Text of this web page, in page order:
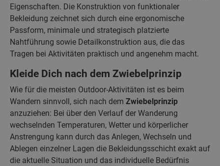
Eigenschaften. Die Konstruktion von funktionaler
Bekleidung zeichnet sich durch eine ergonomische
Passform, minimale und strategisch platzierte
Nahtführung sowie Detailkonstruktion aus, die das
Tragen bei Aktivitäten praktisch und angenehm macht.
Kleide Dich nach dem Zwiebelprinzip
Wie für die meisten Outdoor-Aktivitäten ist es beim
Wandern sinnvoll, sich nach dem Zwiebelprinzip
anzuziehen: Bei über den Verlauf der Wanderung
wechselnden Temperaturen, Wetter und körperlicher
Anstrengung kann durch das Anlegen, Wechseln und
Ablegen einzelner Lagen die Bekleidungsschicht exakt auf
die aktuelle Situation und das individuelle Bedürfnis